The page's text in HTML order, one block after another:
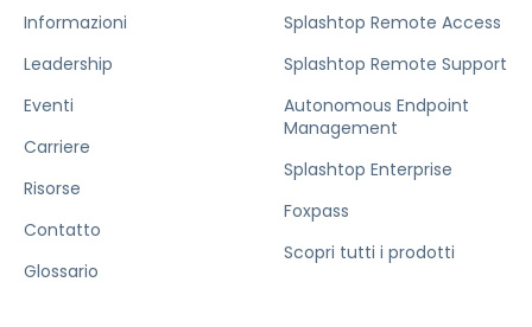
Informazioni
Leadership
Eventi
Carriere
Risorse
Contatto
Glossario
Splashtop Remote Access
Splashtop Remote Support
Autonomous Endpoint
Management
Splashtop Enterprise
Foxpass
Scopri tutti i prodotti